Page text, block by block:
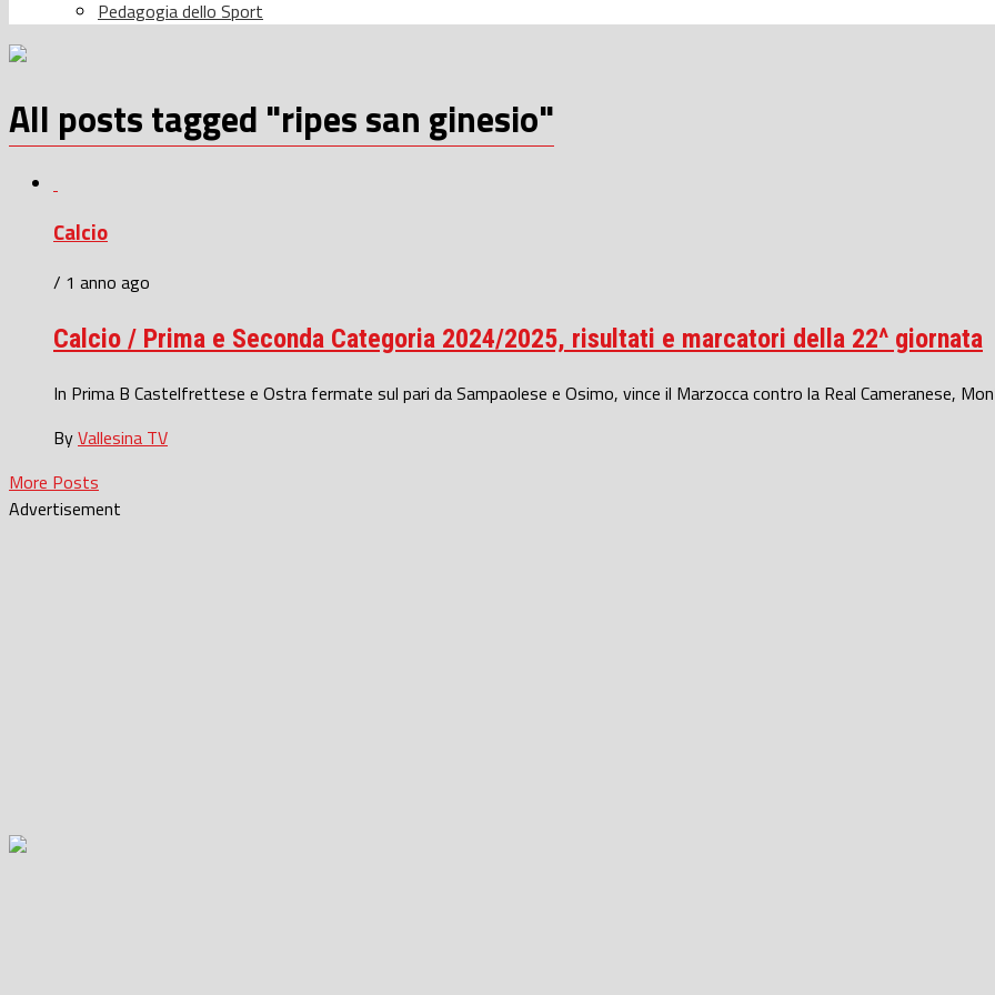
Pedagogia dello Sport
All posts tagged "ripes san ginesio"
Calcio
/ 1 anno ago
Calcio / Prima e Seconda Categoria 2024/2025, risultati e marcatori della 22^ giornata
In Prima B Castelfrettese e Ostra fermate sul pari da Sampaolese e Osimo, vince il Marzocca contro la Real Cameranese,
ByVallesina TV
More Posts
Advertisement